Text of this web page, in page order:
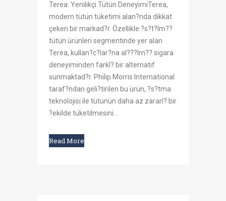
Terea: Yenilikçi Tütün DeneyimiTerea,
modern tütün tüketimi alan?nda dikkat
çeken bir markad?r. Özellikle ?s?t?lm??
tütün ürünleri segmentinde yer alan
Terea, kullan?c?lar?na al???lm?? sigara
deneyiminden farkl? bir alternatif
sunmaktad?r. Philip Morris International
taraf?ndan geli?tirilen bu ürün, ?s?tma
teknolojisi ile tütünün daha az zararl? bir
?ekilde tüketilmesini...
Read More